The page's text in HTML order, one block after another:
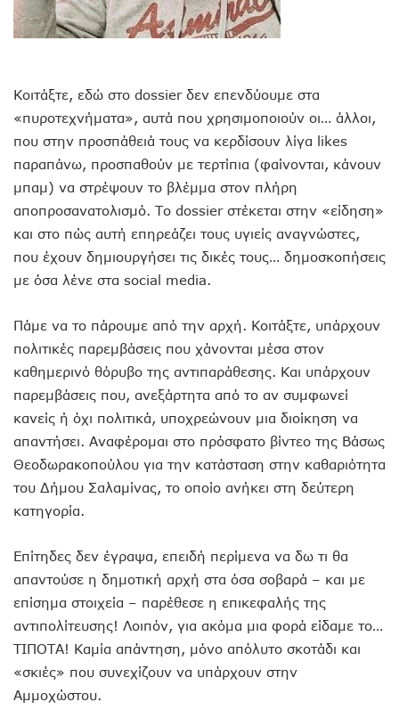
Κοιτάξτε, εδώ στο dossier δεν επενδύουμε στα
«πυροτεχνήματα», αυτά που χρησιμοποιούν οι… άλλοι,
που στην προσπάθειά τους να κερδίσουν λίγα likes
παραπάνω, προσπαθούν με τερτίπια (φαίνονται, κάνουν
μπαμ) να στρέψουν το βλέμμα στον πλήρη
αποπροσανατολισμό. Το dossier στέκεται στην «είδηση»
και στο πώς αυτή επηρεάζει τους υγιείς αναγνώστες,
που έχουν δημιουργήσει τις δικές τους… δημοσκοπήσεις
με όσα λένε στα social media.
Πάμε να το πάρουμε από την αρχή. Κοιτάξτε, υπάρχουν
πολιτικές παρεμβάσεις που χάνονται μέσα στον
καθημερινό θόρυβο της αντιπαράθεσης. Και υπάρχουν
παρεμβάσεις που, ανεξάρτητα από το αν συμφωνεί
κανείς ή όχι πολιτικά, υποχρεώνουν μια διοίκηση να
απαντήσει. Αναφέρομαι στο πρόσφατο βίντεο της Βάσως
Θεοδωρακοπούλου για την κατάσταση στην καθαριότητα
του Δήμου Σαλαμίνας, το οποίο ανήκει στη δεύτερη
κατηγορία.
Επίτηδες δεν έγραψα, επειδή περίμενα να δω τι θα
απαντούσε η δημοτική αρχή στα όσα σοβαρά – και με
επίσημα στοιχεία – παρέθεσε η επικεφαλής της
αντιπολίτευσης! Λοιπόν, για ακόμα μια φορά είδαμε το…
ΤΙΠΟΤΑ! Καμία απάντηση, μόνο απόλυτο σκοτάδι και
«σκιές» που συνεχίζουν να υπάρχουν στην
Αμμοχώστου.